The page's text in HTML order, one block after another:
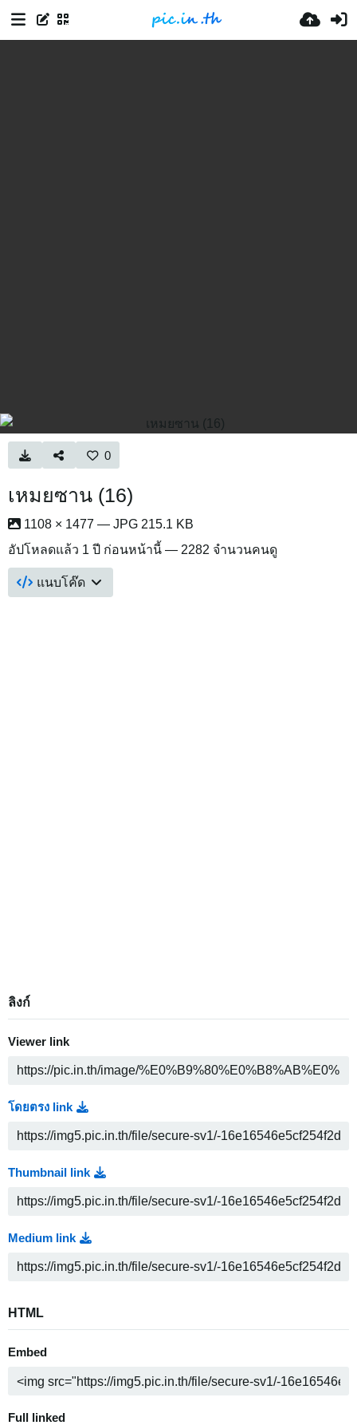
0
เหมยซาน (16)
1108 × 1477 — JPG 215.1 KB
อัปโหลดแล้ว 1 ปี ก่อนหน้านี้ — 2282 จำนวนคนดู
แนบโค๊ด
ลิงก์
Viewer link
โดยตรง link
Thumbnail link
Medium link
HTML
Embed
Full linked